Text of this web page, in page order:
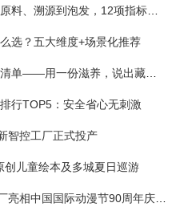
2026干燕窝选购避坑指南：从原料、溯源到泡发，12项指标判断靠谱燕窝
选？五大维度+场景化推荐
2026七夕浪漫告白礼燕窝礼盒清单——用一份滋养，说出藏在心底的爱
行TOP5：安全省心无刺激
智控工厂正式投产
创儿童绘本及多城夏日巡游
俄罗斯动画巨头联盟动画制片厂亮相中国国际动漫节90周年庆开启中国之旅新篇章